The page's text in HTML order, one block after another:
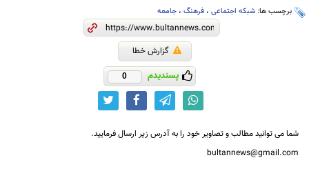
برچسب ها: شبکه اجتماعی ، فرهنگ ، جامعه
گزارش خطا
پسندیدم 0
شما می توانید مطالب و تصاویر خود را به آدرس زیر ارسال فرمایید.
bultannews@gmail.com